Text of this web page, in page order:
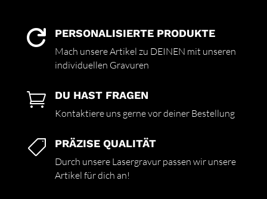
 PERSONALISIERTE PRODUKTE
Mach unsere Artikel zu DEINEN mit unseren
individuellen Gravuren
 DU HAST FRAGEN
Kontaktiere uns gerne vor deiner Bestellung
 PRÄZISE QUALITÄT
Durch unsere Lasergravur passen wir unsere
Artikel für dich an!